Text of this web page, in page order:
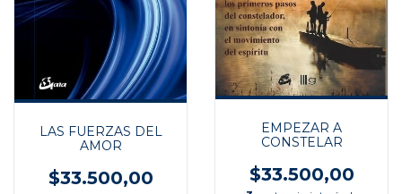
LAS FUERZAS DEL
AMOR
$33.500,00
EMPEZAR A
CONSTELAR
$33.500,00